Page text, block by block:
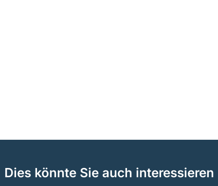
Dies könnte Sie auch interessieren